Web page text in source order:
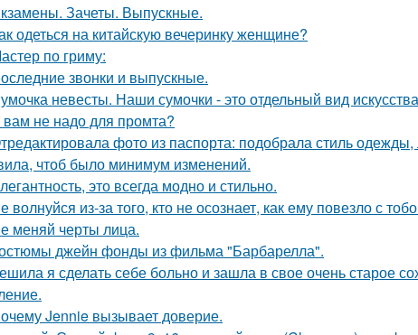
Зачеты. Выпускные.
одеться на китайскую вечеринку женщине?
по гриму:
звонки и выпускные.
невесты. Наши сумочки - это отдельный вид
не надо для промта?
фото из паспорта: подобрала стиль
чтоб было минимум изменений.
это всегда модно и стильно.
волнуйся из-за того, кто не осознает, как ему повезло с
меняй черты лица.
джейн фонды из фильма "Барбарелла".
я сделать себе больно и зашла в свое очень старое
Jennie вызывает доверие.